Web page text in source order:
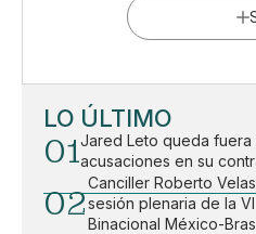
LO ÚLTIMO
01Jared Leto queda fuera
acusaciones en su
02
Canciller Roberto
sesión plenaria de la
Binacional México-